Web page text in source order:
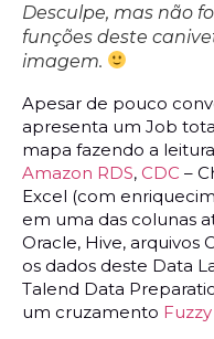
Desculpe, mas não
funções deste
imagem.
Apesar de pouco
apresenta um Job
mapa fazendo a
Amazon RDS, CDC –
Excel (com
em uma das colunas
Oracle, Hive, arquivos
os dados deste Data
Talend Data
um cruzamento Fuzzy